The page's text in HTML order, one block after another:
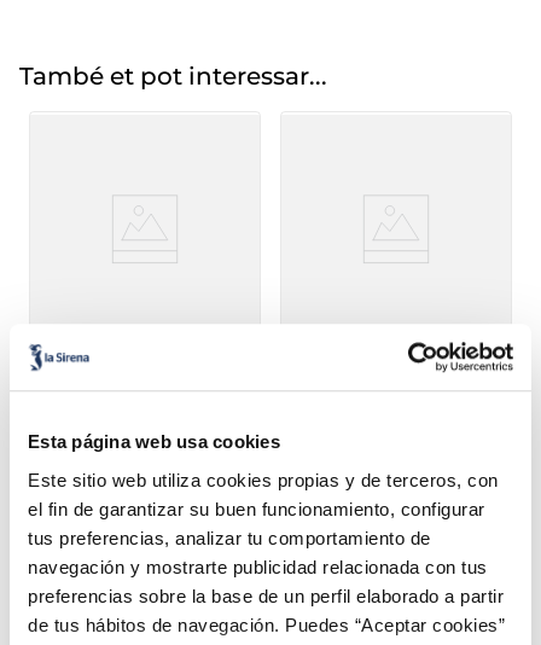
Esta página web usa cookies
Este sitio web utiliza cookies propias y de terceros, con
el fin de garantizar su buen funcionamiento, configurar
tus preferencias, analizar tu comportamiento de
navegación y mostrarte publicidad relacionada con tus
preferencias sobre la base de un perfil elaborado a partir
de tus hábitos de navegación. Puedes “Aceptar cookies”
També et pot interessar...
Pebrot tricolor
Añadir
Espàrrecs de marge
trossejats